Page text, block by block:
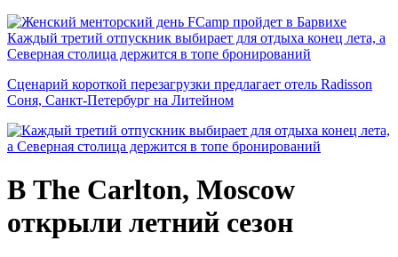
Каждый третий отпускник выбирает для отдыха конец лета, а
Северная столица держится в топе бронирований
Сценарий короткой перезагрузки предлагает отель Radisson
Соня, Санкт-Петербург на Литейном
В The Carlton, Moscow
открыли летний сезон